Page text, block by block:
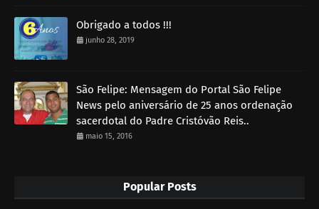
Obrigado a todos !!!
junho 28, 2019
São Felipe: Mensagem do Portal São Felipe
News pelo aniversário de 25 anos ordenação
sacerdotal do Padre Cristóvão Reis..
maio 15, 2016
Popular Posts